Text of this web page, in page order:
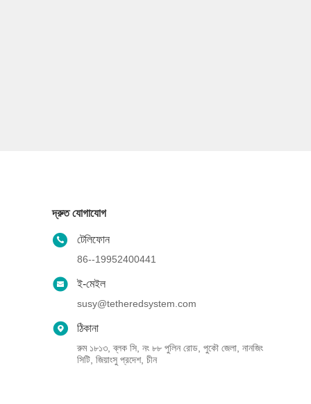
দ্রুত যোগাযোগ
টেলিফোন
86--19952400441
ই-মেইল
susy@tetheredsystem.com
ঠিকানা
রুম ১৮১৩, ব্লক সি, নং ৮৮ পুলিন রোড, পুকৌ জেলা, নানজিং
সিটি, জিয়াংসু প্রদেশ, চীন